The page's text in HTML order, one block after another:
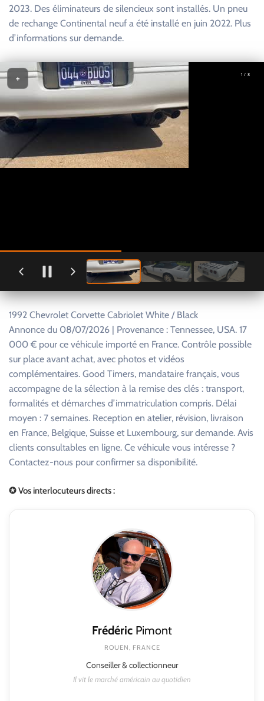
2023. Des éliminateurs de silencieux sont installés. Un pneu
de rechange Continental neuf a été installé en juin 2022. Plus
d’informations sur demande.
1 / 8
+
1992 Chevrolet Corvette Cabriolet White / Black
Annonce du 08/07/2026 | Provenance : Tennessee, USA. 17
000 € pour ce véhicule importé en France. Contrôle possible
sur place avant achat, avec photos et vidéos
complémentaires. Good Timers, mandataire français, vous
accompagne de la sélection à la remise des clés : transport,
formalités et démarches d’immatriculation compris. Délai
moyen : 7 semaines. Reception en atelier, révision, livraison
en France, Belgique, Suisse et Luxembourg, sur demande. Avis
clients consultables en ligne. Ce véhicule vous intéresse ?
Contactez-nous pour confirmer sa disponibilité.
✪ Vos interlocuteurs directs :
Frédéric Pimont
ROUEN, FRANCE
Conseiller & collectionneur
Il vit le marché américain au quotidien